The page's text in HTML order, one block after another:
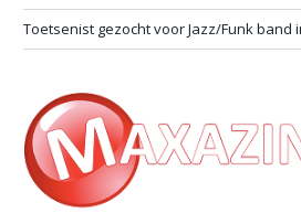
Toetsenist gezocht voor Jazz/Funk band